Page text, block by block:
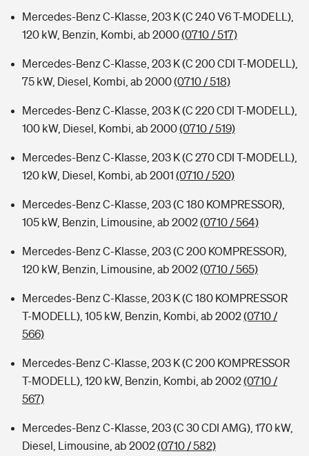
Mercedes-Benz C-Klasse, 203 K (C 240 V6 T-MODELL),
120 kW, Benzin, Kombi, ab 2000(0710 / 517)
Mercedes-Benz C-Klasse, 203 K (C 200 CDI T-MODELL),
75 kW, Diesel, Kombi, ab 2000(0710 / 518)
Mercedes-Benz C-Klasse, 203 K (C 220 CDI T-MODELL),
100 kW, Diesel, Kombi, ab 2000(0710 / 519)
Mercedes-Benz C-Klasse, 203 K (C 270 CDI T-MODELL),
120 kW, Diesel, Kombi, ab 2001 (0710 / 520)
Mercedes-Benz C-Klasse, 203 (C 180 KOMPRESSOR),
105 kW, Benzin, Limousine, ab 2002(0710 / 564)
Mercedes-Benz C-Klasse, 203 (C 200 KOMPRESSOR),
120 kW, Benzin, Limousine, ab 2002(0710 / 565)
Mercedes-Benz C-Klasse, 203 K (C 180 KOMPRESSOR
T-MODELL), 105 kW, Benzin, Kombi, ab 2002(0710 /
566)
Mercedes-Benz C-Klasse, 203 K (C 200 KOMPRESSOR
T-MODELL), 120 kW, Benzin, Kombi, ab 2002(0710 /
567)
Mercedes-Benz C-Klasse, 203 (C 30 CDI AMG), 170 kW,
Diesel, Limousine, ab 2002(0710 / 582)